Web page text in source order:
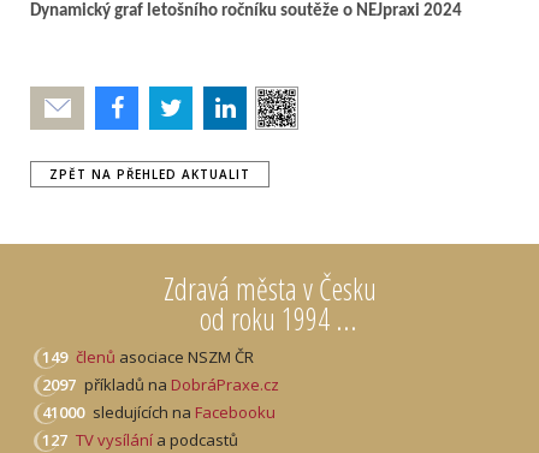
Zdravá města v Česku
od roku 1994 ...
149 členů asociace NSZM ČR
2097 příkladů na DobráPraxe.cz
41000 sledujících na Facebooku
127 TV vysílání a podcastů
Dynamický graf letošního ročníku soutěže o NEJpraxi 2024
Poslat
ZPĚT NA PŘEHLED AKTUALIT